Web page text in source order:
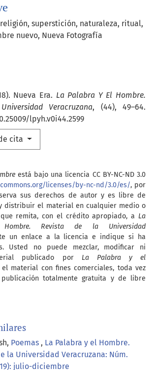
religión superstición naturaleza ritual
nuevo Nueva Fotografía
Nueva Era. La Palabra Y El Hombre.
Veracruzana, (44), 49–64.
lpyh.v0i44.2599
cita
está bajo una licencia CC BY-NC-ND 3.0
licenses/by-nc-nd/3.0/es/, por
sus derechos de autor y es libre de
distribuir el material en cualquier medio o
remita, con el crédito apropiado, a La
Revista de la Universidad
un enlace a la licencia e indique si ha
Usted no puede mezclar, modificar ni
publicado por La Palabra y el
material con fines comerciales, toda vez
totalmente gratuita y de libre
Poemas , La Palabra y el Hombre.
la Universidad Veracruzana: Núm.
julio-diciembre